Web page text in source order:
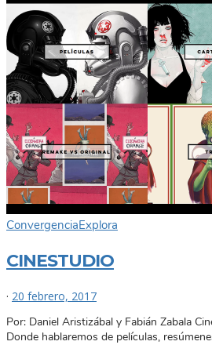
ConvergenciaExplora
CINESTUDIO
· 20 febrero, 2017
Por: Daniel Aristizábal y Fabián Zabala
Donde hablaremos de películas,